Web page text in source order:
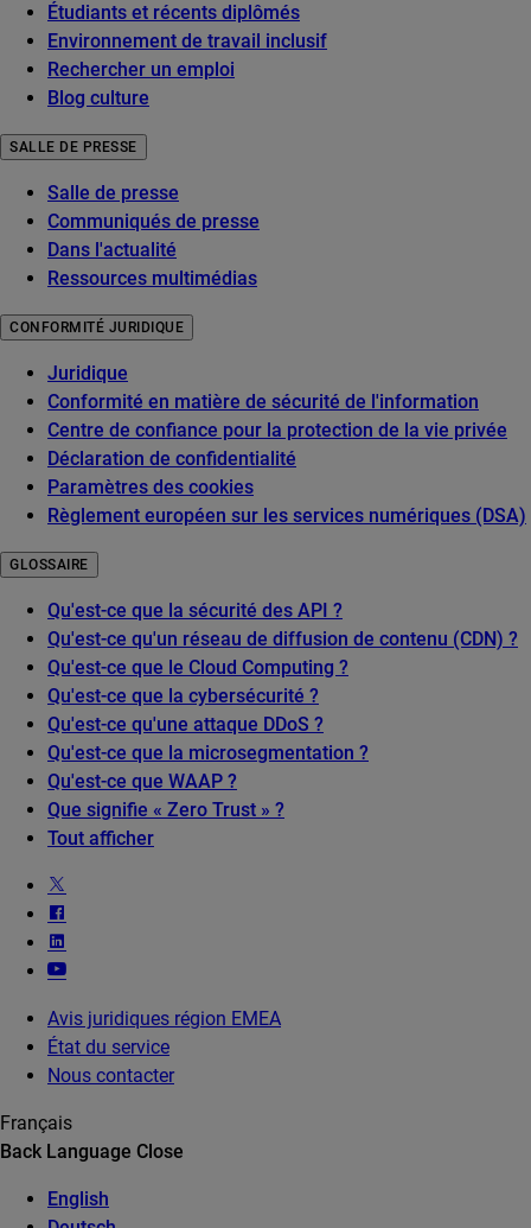
Étudiants et récents diplômés
Environnement de travail inclusif
Rechercher un emploi
Blog culture
SALLE DE PRESSE
Salle de presse
Communiqués de presse
Dans l'actualité
Ressources multimédias
CONFORMITÉ JURIDIQUE
Juridique
Conformité en matière de sécurité de l'information
Centre de confiance pour la protection de la vie privée
Déclaration de confidentialité
Paramètres des cookies
Règlement européen sur les services numériques (DSA)
GLOSSAIRE
Qu'est-ce que la sécurité des API ?
Qu'est-ce qu'un réseau de diffusion de contenu (CDN) ?
Qu'est-ce que le Cloud Computing ?
Qu'est-ce que la cybersécurité ?
Qu'est-ce qu'une attaque DDoS ?
Qu'est-ce que la microsegmentation ?
Qu'est-ce que WAAP ?
Que signifie « Zero Trust » ?
Tout afficher
Avis juridiques région EMEA
État du service
Nous contacter
Français
Back Language Close
English